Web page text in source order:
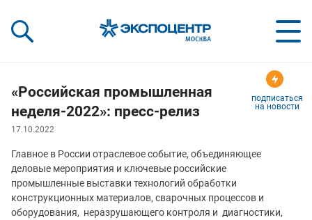
Shows:
a Key to Your Success
выставки вашего
подписаться
на новости
«Российская промышленная
неделя-2022»: пресс-релиз
17.10.2022
Главное в России отраслевое событие, объединяющее
деловые мероприятия и ключевые российские
промышленные выставки технологий обработки
конструкционных материалов, сварочных процессов и
оборудования, неразрушающего контроля и диагностики,